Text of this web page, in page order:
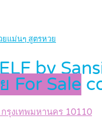
ยแม่นๆ สูตรหวย
by
For Sale
รุงเทพมหานคร 10110